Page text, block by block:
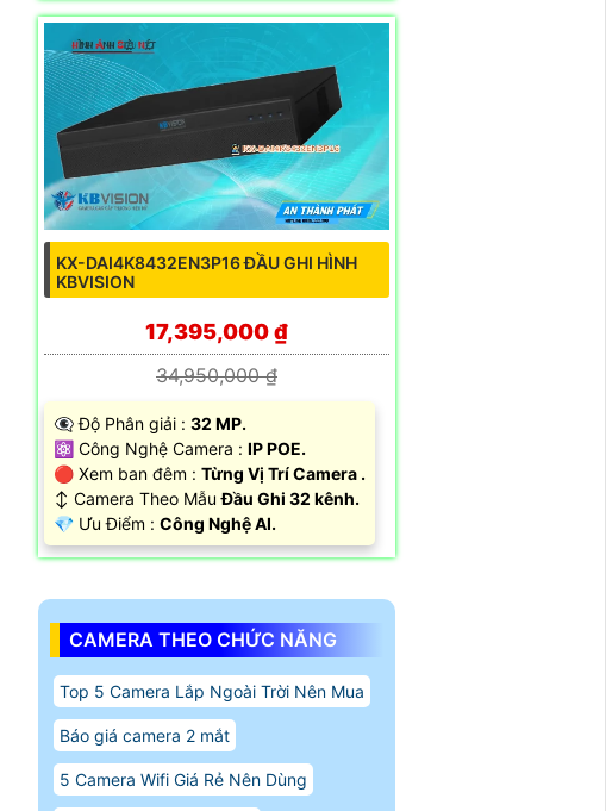
KX-DAI4K8432EN3P16 ĐẦU GHI HÌNH
KBVISION
17,395,000 ₫
34,950,000 ₫
👁️‍🗨 Độ Phân giải : 32 MP.
⚛️ Công Nghệ Camera : IP POE.
🔴 Xem ban đêm : Từng Vị Trí Camera .
↕️ Camera Theo MẫuĐầu Ghi 32 kênh.
️💎 Ưu Điểm : Công Nghệ AI.
CAMERA THEO CHỨC NĂNG
Top 5 Camera Lắp Ngoài Trời Nên Mua
Báo giá camera 2 mắt
5 Camera Wifi Giá Rẻ Nên Dùng